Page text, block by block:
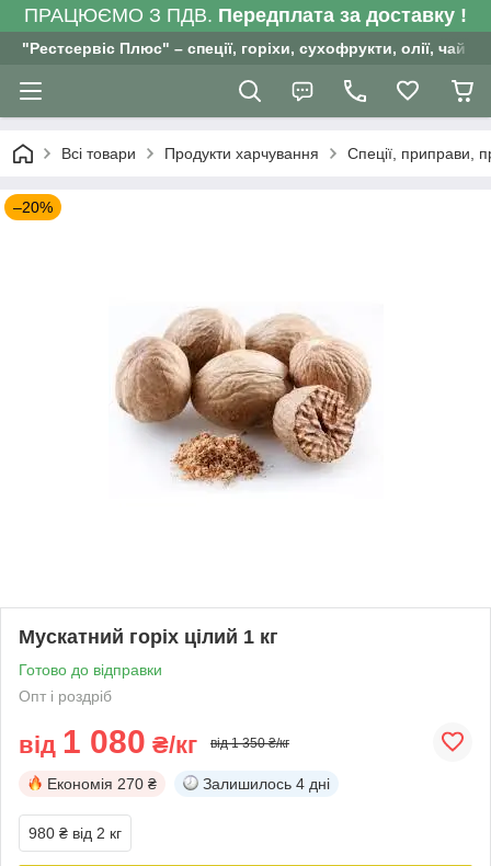
ПРАЦЮЄМО З ПДВ. Передплата за доставку !
"Рестсервіс Плюс" – спеції, горіхи, сухофрукти, олії, чай ,
Всі товари Продукти харчування Спеції, приправи,
–20%
Мускатний горіх цілий 1 кг
Готово до відправки
Опт і роздріб
від 1 080 ₴/кг від 1 350 ₴/кг
Економія 270 ₴ Залишилось 4 дні
980 ₴ від 2 кг